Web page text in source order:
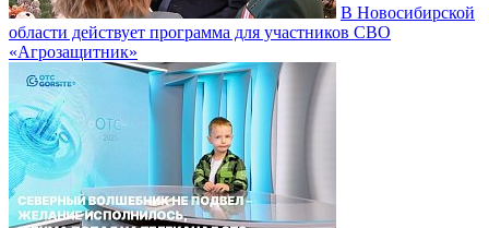
В Новосибирской
области действует программа для участников СВО
«Агрозащитник»